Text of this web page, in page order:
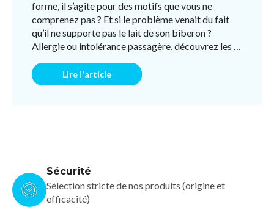
forme, il s’agite pour des motifs que vous ne
comprenez pas ? Et si le problème venait du fait
qu’il ne supporte pas le lait de son biberon ?
Allergie ou intolérance passagère, découvrez les 5
Lire l'article
Sécurité
Sélection stricte de nos produits (origine et
efficacité)